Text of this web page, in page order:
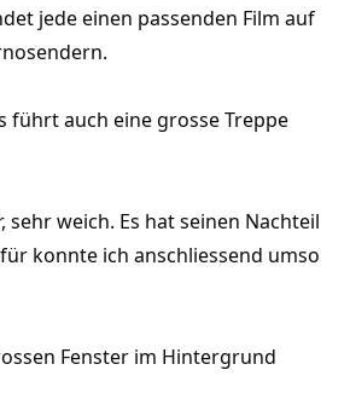
jede einen passenden Film auf
führt auch eine grosse Treppe
sehr weich. Es hat seinen Nachteil
konnte ich anschliessend umso
Fenster im Hintergrund